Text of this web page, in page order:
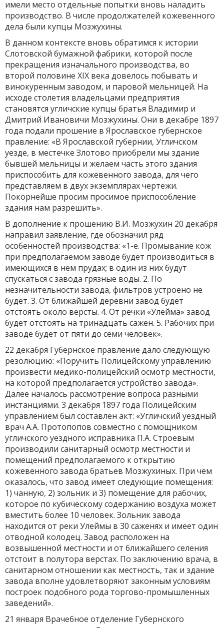
имели место отдельные попытки вновь наладить
производство. В числе продолжателей кожевенного
дела были купцы Мозжухины.
В данном контексте вновь обратимся к истории
Слотовской бумажной фабрики, которой после
прекращения изначального производства, во
второй половине XIX века довелось побывать и
винокуренным заводом, и паровой мельницей. На
исходе столетия владельцами предприятия
становятся угличские купцы братья Владимир и
Дмитрий Ивановичи Мозжухины. Они в декабре 1897
года подали прошение в Ярославское губернское
правление: «В Ярославской губернии, Угличском
уезде, в местечке Злотово приобрели мы здание
бывшей мельницы и желаем часть этого здания
приспособить для кожевенного завода, для чего
представляем в двух экземплярах чертежи.
Покорнейше просим просимое приспособление
здания нам разрешить».
В дополнение к прошению В.И. Мозжухин 20 декабря
направил заявление, где обозначил ряд
особенностей производства: «1-е. Промывание кож
при предполагаемом заводе будет производиться в
имеющихся в нём прудах; в один из них будут
спускаться с завода грязные воды. 2. По
незначительности завода, фильтров устроено не
будет. 3. От ближайшей деревни завод будет
отстоять около версты. 4. От речки «Улейма» завод
будет отстоять на тринадцать сажен. 5. Рабочих при
заводе будет от пяти до семи человек».
22 декабря Губернское правление дало следующую
резолюцию: «Поручить Полицейскому управлению
произвести медико-полицейский осмотр местности,
на которой предполагается устройство завода».
Далее началось рассмотрение вопроса разными
инстанциями. 3 декабря 1897 года Полицейским
управлением был составлен акт: «Угличский уездный
врач А.А. Протопопов совместно с помощником
угличского уездного исправника П.А. Строевым
производили санитарный осмотр местности и
помещений предполагаемого к открытию
кожевенного завода братьев Мозжухиных. При чём
оказалось, что завод имеет следующие помещения:
1) чанную, 2) зольник и 3) помещение для рабочих,
которое по кубическому содержанию воздуха может
вместить более 10 человек. Зольник завода
находится от реки Улеймы в 30 саженях и имеет один
отводной колодец. Завод расположен на
возвышенной местности и от ближайшего селения
отстоит в полутора верстах. По заключению врача, в
санитарном отношении как местность, так и здание
завода вполне удовлетворяют законным условиям
построек подобного рода торгово-промышленных
заведений».
21 января Врачебное отделение Губернского